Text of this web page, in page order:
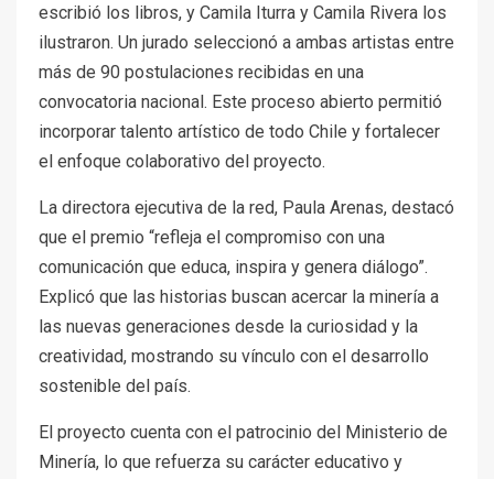
escribió los libros, y Camila Iturra y Camila Rivera los
ilustraron. Un jurado seleccionó a ambas artistas entre
más de 90 postulaciones recibidas en una
convocatoria nacional. Este proceso abierto permitió
incorporar talento artístico de todo Chile y fortalecer
el enfoque colaborativo del proyecto.
La directora ejecutiva de la red, Paula Arenas, destacó
que el premio “refleja el compromiso con una
comunicación que educa, inspira y genera diálogo”.
Explicó que las historias buscan acercar la minería a
las nuevas generaciones desde la curiosidad y la
creatividad, mostrando su vínculo con el desarrollo
sostenible del país.
El proyecto cuenta con el patrocinio del Ministerio de
Minería, lo que refuerza su carácter educativo y